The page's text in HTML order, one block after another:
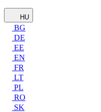
HU
BG
DE
EE
EN
FR
LT
PL
RO
SK